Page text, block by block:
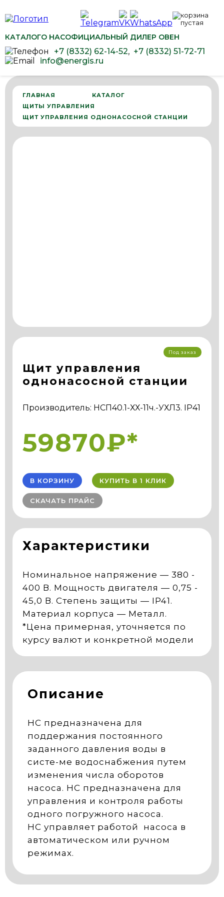
КАТАЛОГО НАСОФИЦИАЛЬНЫЙ ДИЛЕР ОВЕН
+7 (8332) 62-14-52, +7 (8332) 51-72-71
info@energis.ru
ГЛАВНАЯ
КАТАЛОГ
ЩИТЫ УПРАВЛЕНИЯ
ЩИТ УПРАВЛЕНИЯ ОДНОНАСОСНОЙ СТАНЦИИ
Щит управления
однонасосной станции
Производитель: НСП40.1-ХХ-11ч.-УХЛ3. IP41
Под заказ
59870₽*
В КОРЗИНУ КУПИТЬ В 1 КЛИК
СКАЧАТЬ ПРАЙС
Характеристики
Номинальное напряжение — 380 -
400 В. Мощность двигателя — 0,75 -
45,0 В. Степень защиты — IP41.
Материал корпуса — Металл.
*Цена примерная, уточняется по
курсу валют и конкретной модели
Описание
НС предназначена для
поддержания постоянного
заданного давления воды в
систе-ме водоснабжения путем
изменения числа оборотов
насоса. НС предназначена для
управления и контроля работы
одного погружного насоса.
НС управляет работой насоса в
автоматическом или ручном
режимах.